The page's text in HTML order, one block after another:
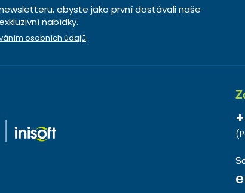
abyste jako první dostávali naše
nabídky.
osobních údajů.